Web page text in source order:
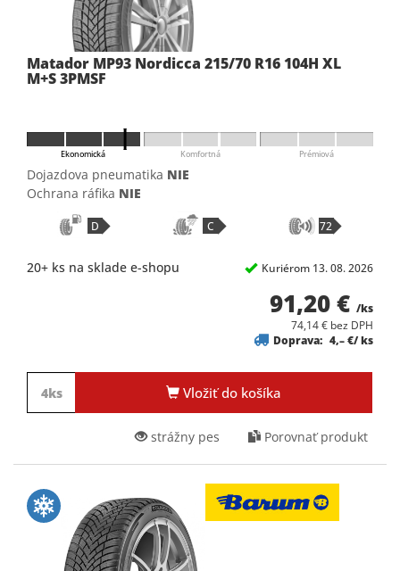
Matador MP93 Nordicca 215/70 R16 104H XL
M+S 3PMSF
Ekonomická Komfortná Prémiová
Dojazdova pneumatika NIE
Ochrana ráfika NIE
D C 72
20+ ks na sklade e-shopu Kuriérom 13. 08. 2026
Vložiť do košíka
91,20 € /ks
74,14 € bez DPH
Doprava: 4,– €/ ks
strážny pes Porovnať produkt